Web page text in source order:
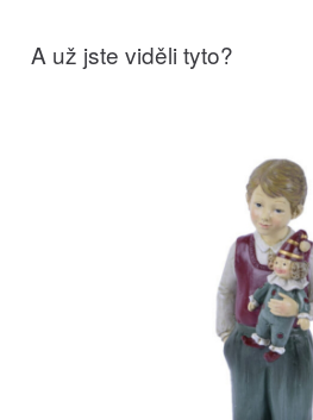
A už jste viděli tyto?